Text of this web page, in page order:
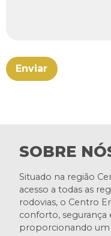
SOBRE
Situado na região
acesso a todas as
rodovias, o Centro
conforto, segurança
proporcionando